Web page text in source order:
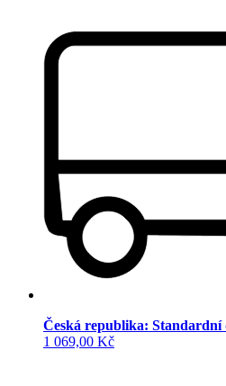
Česká republika: Standardní
1 069,00 Kč